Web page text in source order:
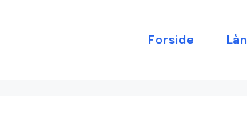
Forside Lån